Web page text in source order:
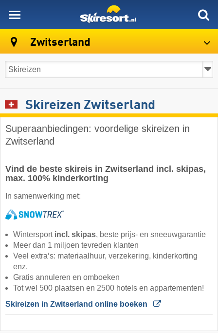
Zwitserland
Skireizen Zwitserland
Superaanbiedingen: voordelige skireizen in
Zwitserland
Vind de beste skireis in Zwitserland incl. skipas,
max. 100% kinderkorting
In samenwerking met:
Wintersport incl. skipas, beste prijs- en sneeuwgarantie
Meer dan 1 miljoen tevreden klanten
Veel extra‘s: materiaalhuur, verzekering, kinderkorting
enz.
Gratis annuleren en omboeken
Tot wel 500 plaatsen en 2500 hotels en appartementen!
Skireizen in Zwitserland online boeken